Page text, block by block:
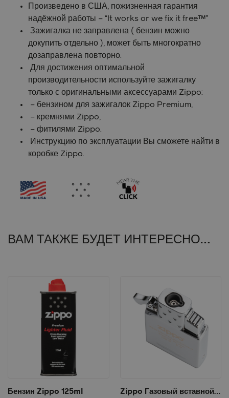
€64.03.
Произведено в США, пожизненная гарантия
надёжной работы – “It works or we fix it free™”
Зажигалка не заправлена ( бензин можно
докупить отдельно ), может быть многократно
дозаправлена повторно.
Для достижения оптимальной
производительности используйте зажигалку
только с оригинальными аксессуарами Zippo:
– бензином для зажигалок Zippo Premium,
– кремнями Zippo,
– фитилями Zippo.
Инструкцию по эксплуатации Вы сможете найти в
коробке Zippo.
ВАМ ТАКЖЕ БУДЕТ ИНТЕРЕСНО…
Бензин Zippo 125ml Zippo Газовый вставной блок для широкой зажигалки - одинарное пламя